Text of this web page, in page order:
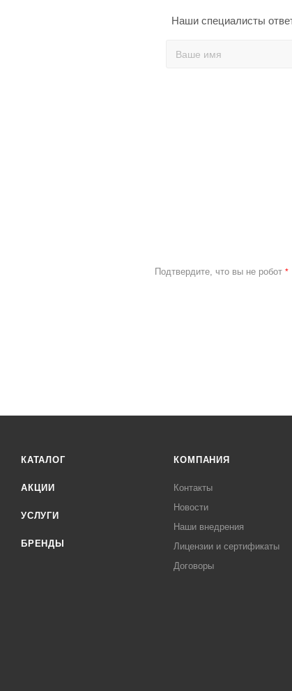
Наши специалисты
Подтвердите, что вы не робот *
КАТАЛОГ
АКЦИИ
УСЛУГИ
БРЕНДЫ
КОМПАНИЯ
Контакты
Новости
Наши внедрения
Лицензии и сертификаты
Договоры